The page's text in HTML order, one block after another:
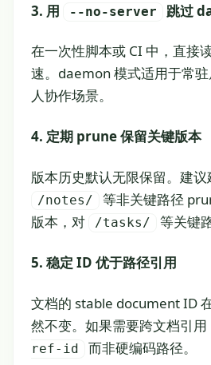
3. 用 --no-server 跳过
在一次性脚本或 CI 中，直接
速。daemon 模式适用于常
人协作场景。
4. 定期 prune 保留关键版本
版本历史默认无限保留。建
/notes/
等非关键路径
版本，对
/tasks/ 等关键
5. 稳定 ID 优于路径引用
文档的 stable document ID
然不变。如果需要跨文档引用
ref-id
而非硬编码路径。